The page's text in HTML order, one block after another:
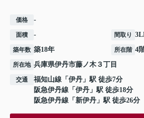
価格 -
面積 - 間取り
築年数 築18年 所在階 4
所在地 兵庫県伊丹市藤ノ木 ３丁目
交通 福知山線 「 伊丹 」駅 徒歩7分
阪急伊丹線 「 伊丹 」駅 徒歩18分
阪急伊丹線 「 新伊丹 」駅 徒歩26分